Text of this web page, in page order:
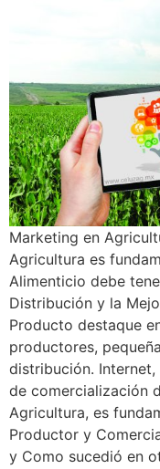
Marketing en
Agricultura es
Alimenticio debe
Distribución y la
Producto destaque
productores,
distribución.
de comercialización
Agricultura, es
Productor y
y Como sucedió en